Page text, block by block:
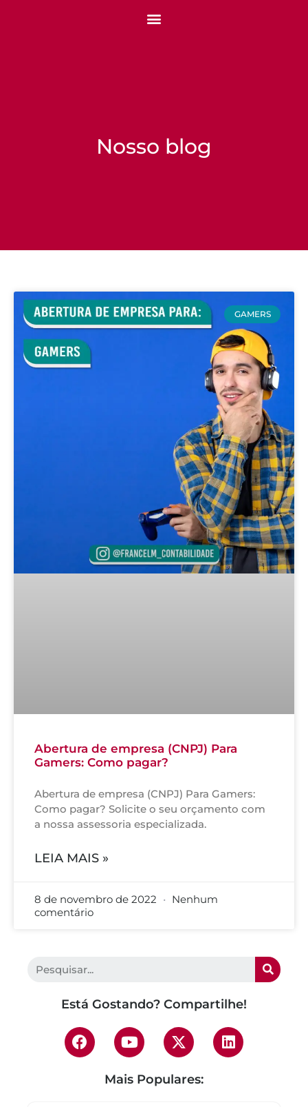
Nosso blog
GAMERS
Abertura de empresa (CNPJ) Para
Gamers: Como pagar?
Abertura de empresa (CNPJ) Para Gamers:
Como pagar? Solicite o seu orçamento com
a nossa assessoria especializada.
LEIA MAIS »
8 de novembro de 2022
Nenhum
comentário
Está Gostando? Compartilhe!
Mais Populares: